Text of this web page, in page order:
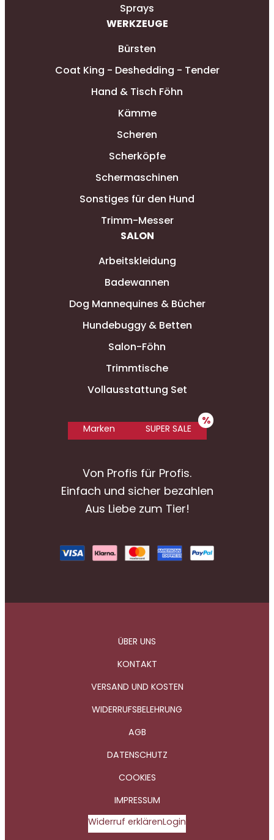
Sprays
WERKZEUGE
Bürsten
Coat King - Deshedding - Tender
Hand & Tisch Föhn
Kämme
Scheren
Scherköpfe
Schermaschinen
Sonstiges für den Hund
Trimm-Messer
SALON
Arbeitskleidung
Badewannen
Dog Mannequines & Bücher
Hundebuggy & Betten
Salon-Föhn
Trimmtische
Vollausstattung Set
Marken SUPER SALE
Von Profis für Profis.
Einfach und sicher bezahlen
Aus Liebe zum Tier!
ÜBER UNS
KONTAKT
VERSAND UND KOSTEN
WIDERRUFSBELEHRUNG
AGB
DATENSCHUTZ
COOKIES
IMPRESSUM
Widerruf erklärenLogin